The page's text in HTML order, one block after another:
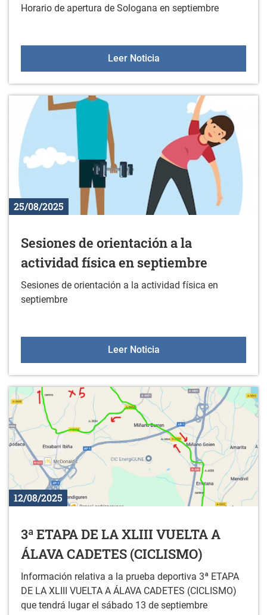
Horario de apertura de Sologana en septiembre
Leer NoticiaHorario de Sologana en
25/08/2025
Sesiones de orientación a la
actividad física en septiembre
Sesiones de orientación a la actividad física en
septiembre
Leer NoticiaSesiones de orientación
12/08/2025
3ª ETAPA DE LA XLIII VUELTA A
ÁLAVA CADETES (CICLISMO)
Información relativa a la prueba deportiva 3ª ETAPA
DE LA XLIII VUELTA A ÁLAVA CADETES (CICLISMO)
que tendrá lugar el sábado 13 de septiembre